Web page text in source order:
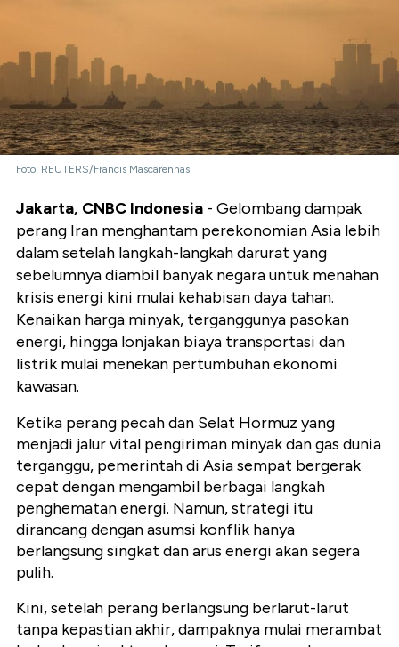
Foto: REUTERS/Francis Mascarenhas
Jakarta, CNBC Indonesia - Gelombang dampak
perang Iran menghantam perekonomian Asia lebih
dalam setelah langkah-langkah darurat yang
sebelumnya diambil banyak negara untuk menahan
krisis energi kini mulai kehabisan daya tahan.
Kenaikan harga minyak, terganggunya pasokan
energi, hingga lonjakan biaya transportasi dan
listrik mulai menekan pertumbuhan ekonomi
kawasan.
Ketika perang pecah dan Selat Hormuz yang
menjadi jalur vital pengiriman minyak dan gas dunia
terganggu, pemerintah di Asia sempat bergerak
cepat dengan mengambil berbagai langkah
penghematan energi. Namun, strategi itu
dirancang dengan asumsi konflik hanya
berlangsung singkat dan arus energi akan segera
pulih.
Kini, setelah perang berlangsung berlarut-larut
tanpa kepastian akhir, dampaknya mulai merambat